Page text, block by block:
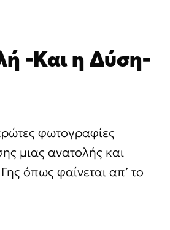
-Και η Δύση-
φωτογραφίες
μιας ανατολής και
όπως φαίνεται απ’ το